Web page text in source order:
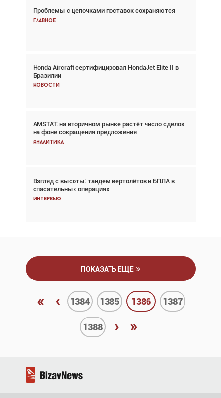
Проблемы с цепочками поставок сохраняются
Главное
Honda Aircraft сертифицировал HondaJet Elite II в
Бразилии
Новости
AMSTAT: на вторичном рынке растёт число сделок
на фоне сокращения предложения
Аналитика
Взгляд с высоты: тандем вертолётов и БПЛА в
спасательных операциях
Интервью
Взгляд с высоты: тандем вертолётов и БПЛА в
спасательных операциях
Авиационный фотограф Дэйв Кох: «Фотография
говорит сама за себя... а ИИ всё портит»
Новости
Проблемы с цепочками поставок сохраняются
Аналитика
Частный самолёт – это актив. Подходите к
покупке соответствующим образом
Интервью
ПОКАЗАТЬ ЕЩЕ
« ‹ 1384 1385 1386 1387
1388 › »